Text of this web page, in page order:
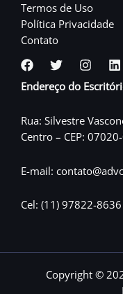
Termos de Uso
Política Privacidade
Contato
Endereço do
Rua: Silvestre
Centro – CEP:
E-mail:
Cel: (11) 97822-8636
Copyright ©